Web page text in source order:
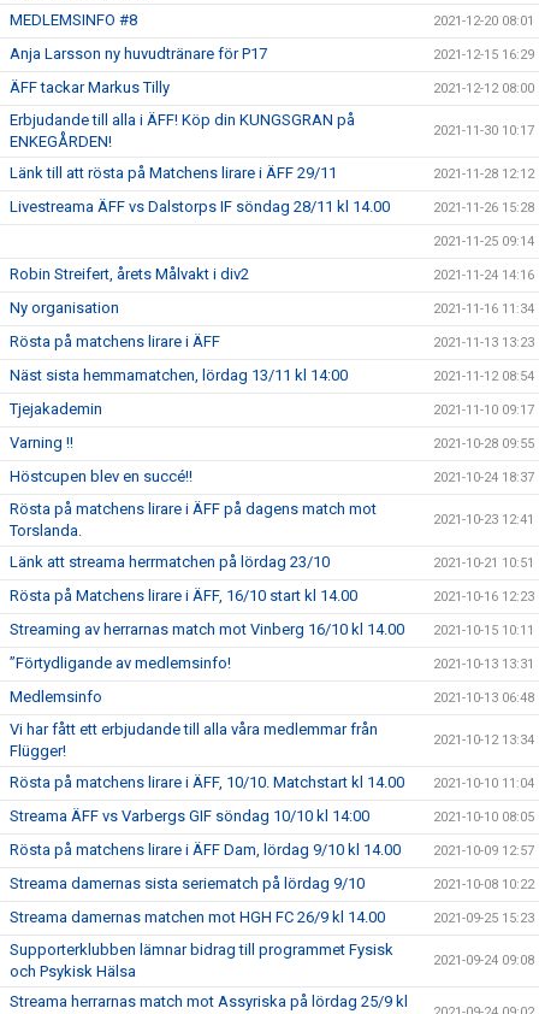
MEDLEMSINFO #8 2021-12-20 08:01
Anja Larsson ny huvudtränare för P17 2021-12-15 16:29
ÄFF tackar Markus Tilly 2021-12-12 08:00
Erbjudande till alla i ÄFF! Köp din KUNGSGRAN på
ENKEGÅRDEN!
2021-11-30 10:17
Länk till att rösta på Matchens lirare i ÄFF 29/11 2021-11-28 12:12
Livestreama ÄFF vs Dalstorps IF söndag 28/11 kl 14.00 2021-11-26 15:28
2021-11-25 09:14
Robin Streifert, årets Målvakt i div2 2021-11-24 14:16
Ny organisation 2021-11-16 11:34
Rösta på matchens lirare i ÄFF 2021-11-13 13:23
Näst sista hemmamatchen, lördag 13/11 kl 14:00 2021-11-12 08:54
Tjejakademin 2021-11-10 09:17
Varning !! 2021-10-28 09:55
Höstcupen blev en succé!! 2021-10-24 18:37
Rösta på matchens lirare i ÄFF på dagens match mot
Torslanda.
2021-10-23 12:41
Länk att streama herrmatchen på lördag 23/10 2021-10-21 10:51
Rösta på Matchens lirare i ÄFF, 16/10 start kl 14.00 2021-10-16 12:23
Streaming av herrarnas match mot Vinberg 16/10 kl 14.00 2021-10-15 10:11
”Förtydligande av medlemsinfo! 2021-10-13 13:31
Medlemsinfo 2021-10-13 06:48
Vi har fått ett erbjudande till alla våra medlemmar från
Flügger!
2021-10-12 13:34
Rösta på matchens lirare i ÄFF, 10/10. Matchstart kl 14.00 2021-10-10 11:04
Streama ÄFF vs Varbergs GIF söndag 10/10 kl 14:00 2021-10-10 08:05
Rösta på matchens lirare i ÄFF Dam, lördag 9/10 kl 14.00 2021-10-09 12:57
Streama damernas sista seriematch på lördag 9/10 2021-10-08 10:22
Streama damernas matchen mot HGH FC 26/9 kl 14.00 2021-09-25 15:23
Supporterklubben lämnar bidrag till programmet Fysisk
och Psykisk Hälsa
2021-09-24 09:08
Streama herrarnas match mot Assyriska på lördag 25/9 kl